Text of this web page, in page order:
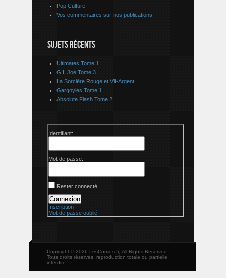
Pop Culture
Vos commentaires sur nos publications
SUJETS RÉCENTS
Ultimates Tome 1
G.I. Joe Tome 3
La Sorcière Rouge et Vif-Argent
Gargoyles Tome 1
Absolute Flash Tome 2
Identifiant:
Mot de passe:
Rester connecté
Connexion
Inscription
Mot de passe oublié
Copyright © 2026 LesComics.fr, All Rights Reserved.
Tous droits réservés, reproduction totale ou partielle
interdite